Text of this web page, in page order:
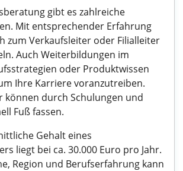
gibt es zahlreiche
Mit entsprechender Erfahrung
zum Verkaufsleiter oder Filialleiter
Auch Weiterbildungen im
oder Produktwissen
Ihre Karriere voranzutreiben.
können durch Schulungen und
Fuß fassen.
Gehalt eines
liegt bei ca. 30.000 Euro pro Jahr.
Region und Berufserfahrung kann